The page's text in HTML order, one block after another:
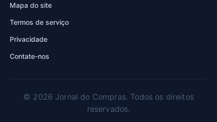
Mapa do site
Termos de serviço
Privacidade
Contate-nos
© 2026 Jornal do Compras. Todos os direitos
reservados.